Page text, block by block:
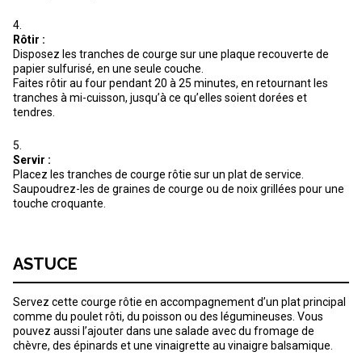
Rôtir :
Disposez les tranches de courge sur une plaque recouverte de
papier sulfurisé, en une seule couche.
Faites rôtir au four pendant 20 à 25 minutes, en retournant les
tranches à mi-cuisson, jusqu’à ce qu’elles soient dorées et
tendres.
Servir :
Placez les tranches de courge rôtie sur un plat de service.
Saupoudrez-les de graines de courge ou de noix grillées pour une
touche croquante.
ASTUCE
Servez cette courge rôtie en accompagnement d’un plat principal
comme du poulet rôti, du poisson ou des légumineuses. Vous
pouvez aussi l’ajouter dans une salade avec du fromage de
chèvre, des épinards et une vinaigrette au vinaigre balsamique.